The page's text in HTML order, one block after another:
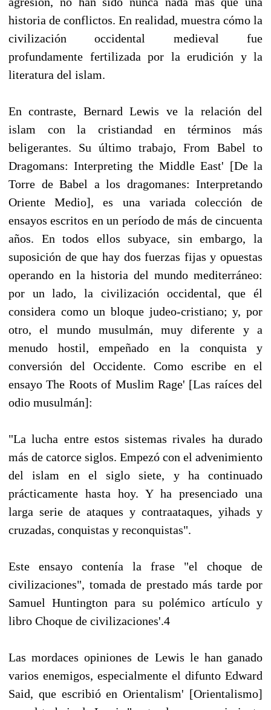
historia de conflictos. En realidad, muestra cómo la
civilización occidental medieval fue
profundamente fertilizada por la erudición y la
literatura del islam.
En contraste, Bernard Lewis ve la relación del
islam con la cristiandad en términos más
beligerantes. Su último trabajo, From Babel to
Dragomans: Interpreting the Middle East' [De la
Torre de Babel a los dragomanes: Interpretando
Oriente Medio], es una variada colección de
ensayos escritos en un período de más de cincuenta
años. En todos ellos subyace, sin embargo, la
suposición de que hay dos fuerzas fijas y opuestas
operando en la historia del mundo mediterráneo:
por un lado, la civilización occidental, que él
considera como un bloque judeo-cristiano; y, por
otro, el mundo musulmán, muy diferente y a
menudo hostil, empeñado en la conquista y
conversión del Occidente. Como escribe en el
ensayo The Roots of Muslim Rage' [Las raíces del
odio musulmán]:
"La lucha entre estos sistemas rivales ha durado
más de catorce siglos. Empezó con el advenimiento
del islam en el siglo siete, y ha continuado
prácticamente hasta hoy. Y ha presenciado una
larga serie de ataques y contraataques, yihads y
cruzadas, conquistas y reconquistas".
Este ensayo contenía la frase "el choque de
civilizaciones", tomada de prestado más tarde por
Samuel Huntington para su polémico artículo y
libro Choque de civilizaciones'.4
Las mordaces opiniones de Lewis le han ganado
varios enemigos, especialmente el difunto Edward
Said, que escribió en Orientalism' [Orientalismo]